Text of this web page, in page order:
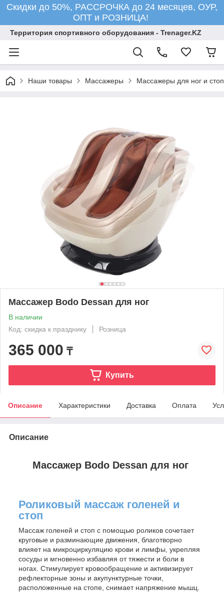
Скидки до 50%, РАССРОЧКА до 24 месяцев, ОУР,
ОПТ и РОЗНИЦА!
Территория спортивного оборудования - Trenager.KZ
Наши товары Массажеры Массажеры для ног и стоп
Массажер Bodo Dessan для ног
В наличии
Код: скидка к празднику
Розница
365 000 ₸
Купить
Описание Характеристики Доставка Оплата
Описание
Массажер Bodo Dessan для ног
Роликовый массаж голеней и
стоп
Массаж голеней и стоп с помощью роликов сочетает
круговые и разминающие движения, благотворно
влияет на микроциркуляцию крови и лимфы, укрепляя
сосуды и мгновенно избавляя от тяжести и боли в
ногах. Стимулирует кровообращение и активизирует
рефлекторные зоны и акупунктурные точки,
расположенные на стопе, снимает напряжение мышц.